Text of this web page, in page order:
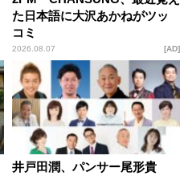
た日本語に大沢あかねがツッ
コミ
2026.08.07 AD
井戸田潤、パンサー尾形貴